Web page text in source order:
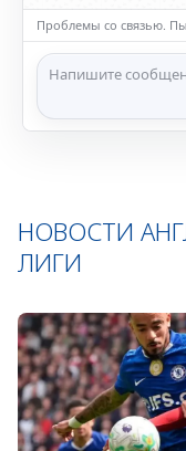
насилию.
ℹ️ Модераторы и
сообщения и
нарушении
Проблемы со связью.
НОВОСТИ
ЛИГИ